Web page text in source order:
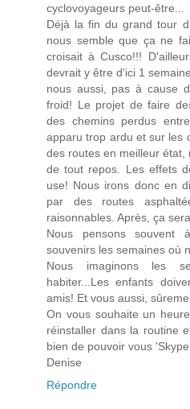
cyclovoyageurs peut-être...
Déjà la fin du grand tour
nous semble que ça ne
croisait à Cusco!!!
devrait y être d'ici 1
nous aussi, pas à cause
froid! Le projet de faire
des chemins perdus
apparu trop ardu et sur les
des routes en meilleur
de tout repos. Les effets
use! Nous irons donc en
par des routes
raisonnables. Après, ça
Nous pensons souvent
souvenirs les semaines où
Nous imaginons les
habiter...Les enfants
amis! Et vous aussi,
On vous souhaite un
réinstaller dans la routine
bien de pouvoir vous
Denise
Répondre